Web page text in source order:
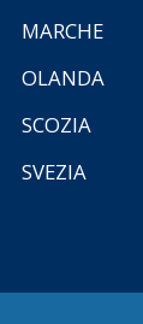
MARCHE
OLANDA
SCOZIA
SVEZIA